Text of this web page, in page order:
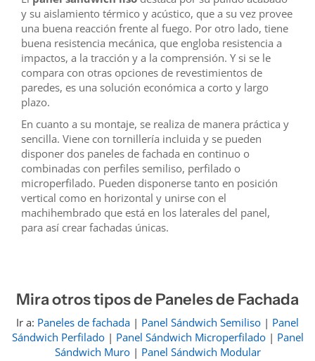
y su aislamiento térmico y acústico, que a su vez provee
una buena reacción frente al fuego. Por otro lado, tiene
buena resistencia mecánica, que engloba resistencia a
impactos, a la tracción y a la comprensión. Y si se le
compara con otras opciones de revestimientos de
paredes, es una solución económica a corto y largo
plazo.
En cuanto a su montaje, se realiza de manera práctica y
sencilla. Viene con tornillería incluida y se pueden
disponer dos paneles de fachada en continuo o
combinadas con perfiles semiliso, perfilado o
microperfilado. Pueden disponerse tanto en posición
vertical como en horizontal y unirse con el
machihembrado que está en los laterales del panel,
para así crear fachadas únicas.
Mira otros tipos de Paneles de Fachada
Ir a: Paneles de fachada | Panel Sándwich Semiliso | Panel
Sándwich Perfilado| Panel Sándwich Microperfilado| Panel
Sándwich Muro| Panel Sándwich Modular